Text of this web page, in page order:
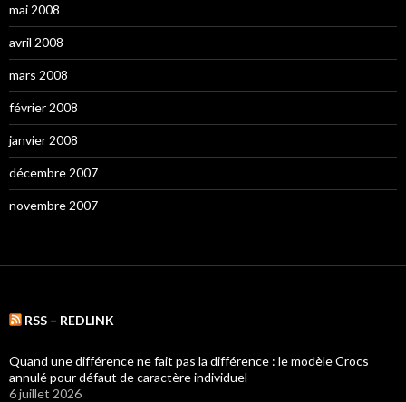
mai 2008
avril 2008
mars 2008
février 2008
janvier 2008
décembre 2007
novembre 2007
RSS – REDLINK
Quand une différence ne fait pas la différence : le modèle Crocs
annulé pour défaut de caractère individuel
6 juillet 2026